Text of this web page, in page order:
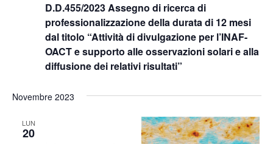
D.D.455/2023 Assegno di ricerca di
professionalizzazione della durata di 12 mesi
dal titolo “Attività di divulgazione per l’INAF-
OACT e supporto alle osservazioni solari e alla
diffusione dei relativi risultati”
Novembre 2023
LUN
20